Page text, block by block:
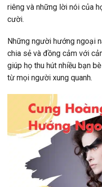
riêng và những lời nói của
cười.
Những người hướng ngoại
chia sẻ và đồng cảm với
giúp họ thu hút nhiều bạn
từ mọi người xung quanh.